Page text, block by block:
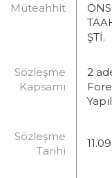
Müteahhit
ŞTİ.
Sözleşme
Kapsamı
2
Sözleşme
Tarihi